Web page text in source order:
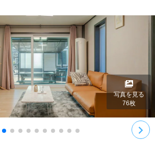
写真を見る
76枚